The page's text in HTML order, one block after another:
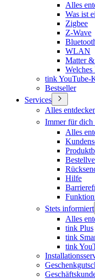
Alles
Was ist
Zigbee
Z-Wave
WLAN
Matter
tink YouTube-
Bestseller
Services
Alles
Immer für dich
Alles
Hilfe
Stets informiert
Alles
tink Plus
tink
tink